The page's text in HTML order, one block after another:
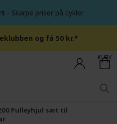
- Skarpe priser på cykler
og få 50 kr.*
KURV
Pulleyhjul sæt til